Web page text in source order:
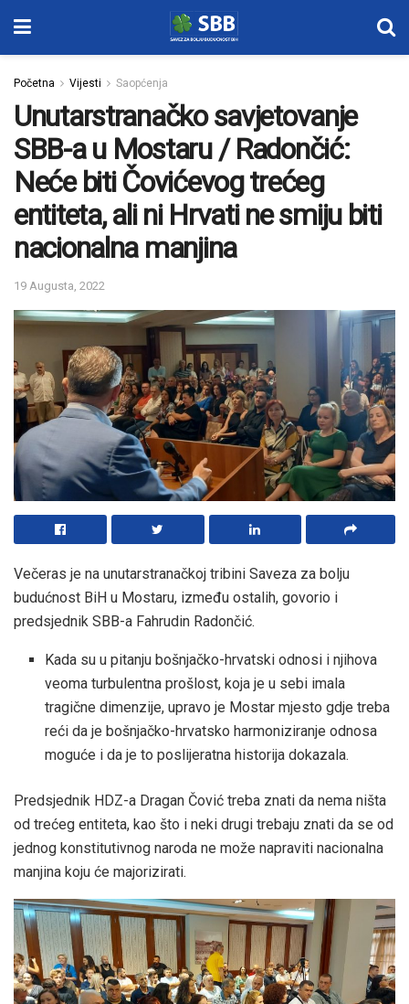
Početna Vijesti Saopćenja
Unutarstranačko savjetovanje
SBB-a u Mostaru / Radončić:
Neće biti Čovićevog trećeg
entiteta, ali ni Hrvati ne smiju biti
nacionalna manjina
19 Augusta, 2022
Večeras je na unutarstranačkoj tribini Saveza za bolju
budućnost BiH u Mostaru, između ostalih, govorio i
predsjednik SBB-a Fahrudin Radončić.
Kada su u pitanju bošnjačko-hrvatski odnosi i njihova
veoma turbulentna prošlost, koja je u sebi imala
tragične dimenzije, upravo je Mostar mjesto gdje treba
reći da je bošnjačko-hrvatsko harmoniziranje odnosa
moguće i da je to poslijeratna historija dokazala.
Predsjednik HDZ-a Dragan Čović treba znati da nema ništa
od trećeg entiteta, kao što i neki drugi trebaju znati da se od
jednog konstitutivnog naroda ne može napraviti nacionalna
manjina koju će majorizirati.